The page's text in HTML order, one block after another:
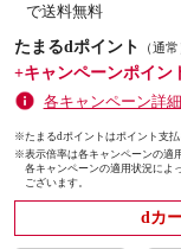
で送料無料
たまるdポイント
（通常
+キャンペーンポイン
各キャンペーン詳
※たまるdポイントはポイント支払
※表示倍率は各キャンペーンの適
各キャンペーンの適用状況によ
ございます。
dカ